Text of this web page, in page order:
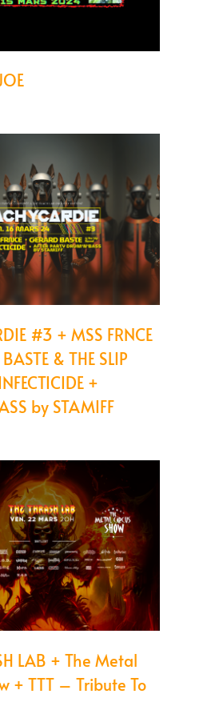
#3 + MSS FRNCE
& THE SLIP
+
by STAMIFF
LAB + The Metal
+ TTT – Tribute To